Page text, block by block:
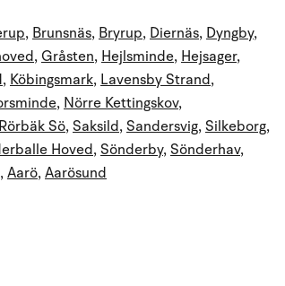
, Brunsnäs, Bryrup, Diernäs, Dyngby,
, Gråsten, Hejlsminde, Hejsager,
, Köbingsmark, Lavensby Strand,
, Nörre Kettingskov,
Rörbäk Sö,Saksild,Sandersvig,Silkeborg,
Hoved,Sönderby,Sönderhav,
,Aarö,Aarösund